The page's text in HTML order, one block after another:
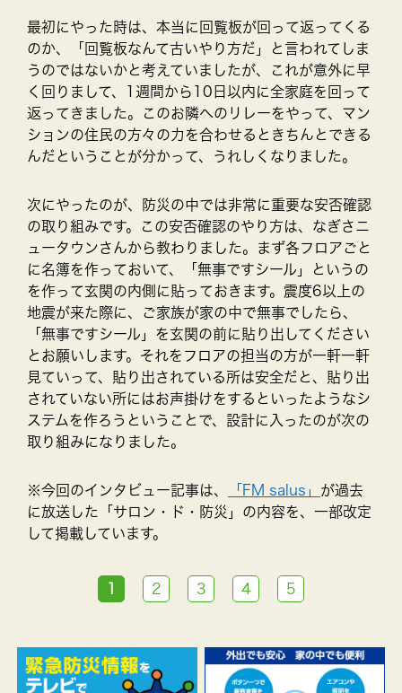
最初にやった時は、本当に回覧板が回って返ってくる
のか、「回覧板なんて古いやり方だ」と言われてしま
うのではないかと考えていましたが、これが意外に早
く回りまして、1週間から10日以内に全家庭を回って
返ってきました。このお隣へのリレーをやって、マン
ションの住民の方々の力を合わせるときちんとできる
んだということが分かって、うれしくなりました。
次にやったのが、防災の中では非常に重要な安否確認
の取り組みです。この安否確認のやり方は、なぎさニ
ュータウンさんから教わりました。まず各フロアごと
に名簿を作っておいて、「無事ですシール」というの
を作って玄関の内側に貼っておきます。震度6以上の
地震が来た際に、ご家族が家の中で無事でしたら、
「無事ですシール」を玄関の前に貼り出してください
とお願いします。それをフロアの担当の方が一軒一軒
見ていって、貼り出されている所は安全だと、貼り出
されていない所にはお声掛けをするといったようなシ
ステムを作ろうということで、設計に入ったのが次の
取り組みになりました。
※今回のインタビュー記事は、 「FM salus」 が過去
に放送した「サロン・ド・防災」の内容を、一部改定
して掲載しています。
1 2 3 4 5